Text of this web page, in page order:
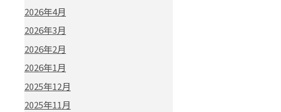
2026年4月
2026年3月
2026年2月
2026年1月
2025年12月
2025年11月